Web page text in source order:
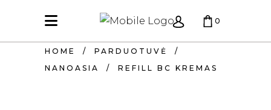
0
KREPŠELIS TUŠČIAS.
HOME / PARDUOTUVĖ
/
NANOASIA
/ REFILL BC KREMAS